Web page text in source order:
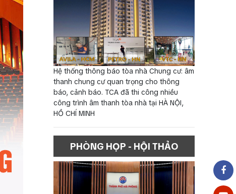
Hệ thống thông báo tòa nhà Chung cư: âm
thanh chung cư quan trọng cho thông
báo, cảnh báo. TCA đã thi công nhiều
công trình âm thanh tòa nhà tại HÀ NỘI,
HỒ CHÍ MINH
PHÒNG HỌP - HỘI THẢO